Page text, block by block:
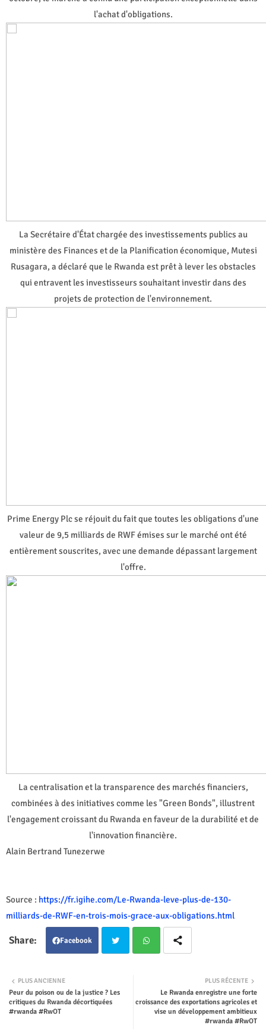
l'achat d'obligations.
La Secrétaire d'État chargée des investissements publics au
ministère des Finances et de la Planification économique, Mutesi
Rusagara, a déclaré que le Rwanda est prêt à lever les obstacles
qui entravent les investisseurs souhaitant investir dans des
projets de protection de l'environnement.
Prime Energy Plc se réjouit du fait que toutes les obligations d'une
valeur de 9,5 milliards de RWF émises sur le marché ont été
entièrement souscrites, avec une demande dépassant largement
l'offre.
La centralisation et la transparence des marchés financiers,
combinées à des initiatives comme les "Green Bonds", illustrent
l'engagement croissant du Rwanda en faveur de la durabilité et de
l'innovation financière.
Alain Bertrand Tunezerwe
Source : https://fr.igihe.com/Le-Rwanda-leve-plus-de-130-
milliards-de-RWF-en-trois-mois-grace-aux-obligations.html
Facebook
ter
PLUS RÉCENTE
Le Rwanda enregistre une forte
croissance des exportations agricoles et
vise un développement ambitieux
#rwanda #RwOT
PLUS ANCIENNE
Peur du poison ou de la justice ? Les
critiques du Rwanda décortiquées
#rwanda #RwOT